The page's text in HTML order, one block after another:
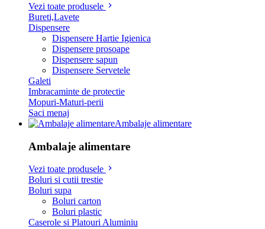
Vezi toate produsele
Bureti,Lavete
Dispensere
Dispensere Hartie Igienica
Dispensere prosoape
Dispensere sapun
Dispensere Servetele
Galeti
Imbracaminte de protectie
Mopuri-Maturi-perii
Saci menaj
Ambalaje alimentare
Ambalaje alimentare
Vezi toate produsele
Boluri si cutii trestie
Boluri supa
Boluri carton
Boluri plastic
Caserole si Platouri Aluminiu